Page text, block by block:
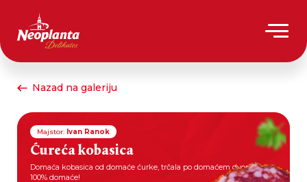
Nazad na galeriju
Majstor: Ivan Ranok
Ćureća kobasica
Domaća kobasica od domaće ćurke, trčala po domaćem dvorištu.
100% domaće!